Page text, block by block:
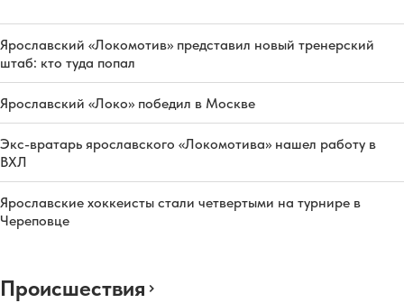
Ярославский «Локомотив» представил новый тренерский
штаб: кто туда попал
Ярославский «Локо» победил в Москве
Экс-вратарь ярославского «Локомотива» нашел работу в
ВХЛ
Ярославские хоккеисты стали четвертыми на турнире в
Череповце
Происшествия